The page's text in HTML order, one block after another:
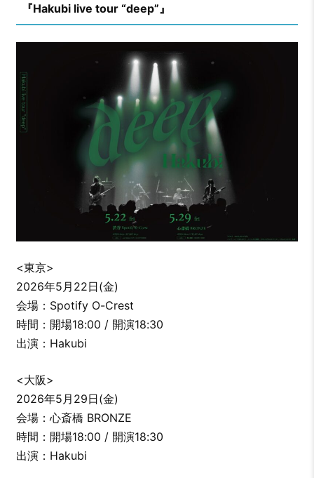
『Hakubi live tour “deep”』
<東京>
2026年5月22日(金)
会場：Spotify O-Crest
時間：開場18:00 / 開演18:30
出演：Hakubi
<大阪>
2026年5月29日(金)
会場：心斎橋 BRONZE
時間：開場18:00 / 開演18:30
出演：Hakubi